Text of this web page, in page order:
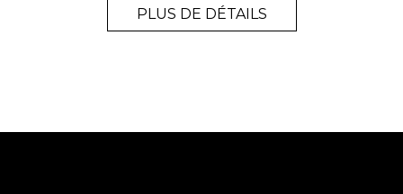
PLUS DE DÉTAILS